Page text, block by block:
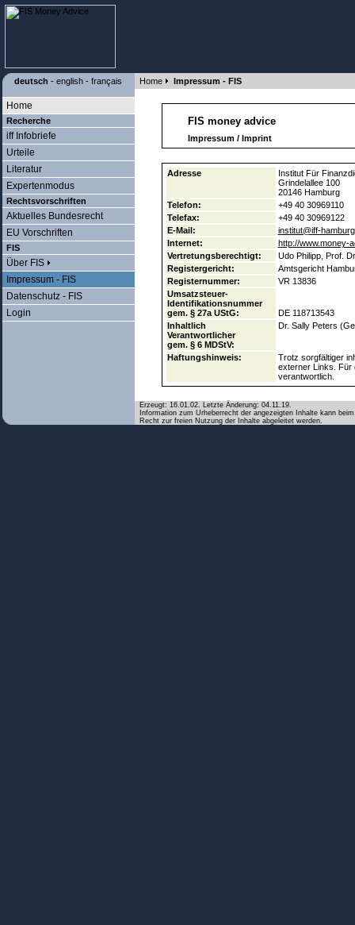
deutsch - english - français Home Impressum - FIS
Home
Recherche
iff Infobriefe
Urteile
Literatur
Expertenmodus
Rechtsvorschriften
Aktuelles Bundesrecht
EU Vorschriften
FIS
Über FIS
Impressum - FIS
Datenschutz - FIS
Login
FIS money advice
Impressum / Imprint
Adresse
Institut Für
Grindelallee 100
20146 Hamburg
Telefon:
+49 40 30969110
Telefax:
+49 40 30969122
E-Mail:
institut@iff-
Internet:
http://www.money-
Vertretungsberechtigt:
Udo Philipp, Prof.
Registergericht:
Amtsgericht
Registernummer:
VR 13836
Umsatzsteuer-
Identifikations­nummer
gem. § 27a UStG:
DE 118713543
Inhaltlich
Verantwortlicher
gem. § 6 MDStV:
Dr. Sally Peters
Haftungshinweis:
Trotz sorgfältiger
externer Links. Für
verantwortlich.
Erzeugt: 16.01.02. Letzte Änderung: 04.11.19.
Information zum Urheberrecht der angezeigten Inhalte kann
Recht zur freien Nutzung der Inhalte abgeleitet werden.